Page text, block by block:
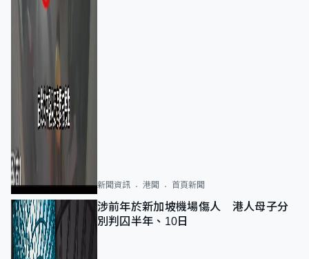
新聞資訊 港聞 首頁新聞
涉前年於新加坡機場傷人 港人母子分
別判囚半年、10日